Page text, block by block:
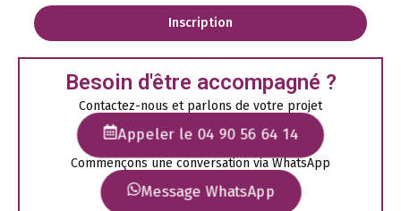
Inscription
Besoin d'être accompagné ?
Contactez-nous et parlons de votre projet
Appeler le 04 90 56 64 14
Commençons une conversation via WhatsApp
Message WhatsApp